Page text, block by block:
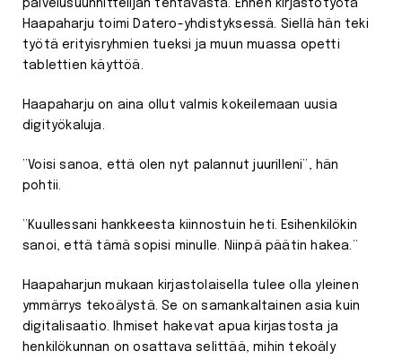
palvelusuunnittelijan tehtävästä. Ennen kirjastotyötä
Haapaharju toimi Datero-yhdistyksessä. Siellä hän teki
työtä erityisryhmien tueksi ja muun muassa opetti
tablettien käyttöä.
Haapaharju on aina ollut valmis kokeilemaan uusia
digityökaluja.
”Voisi sanoa, että olen nyt palannut juurilleni”, hän
pohtii.
”Kuullessani hankkeesta kiinnostuin heti. Esihenkilökin
sanoi, että tämä sopisi minulle. Niinpä päätin hakea.”
Haapaharjun mukaan kirjastolaisella tulee olla yleinen
ymmärrys tekoälystä. Se on samankaltainen asia kuin
digitalisaatio. Ihmiset hakevat apua kirjastosta ja
henkilökunnan on osattava selittää, mihin tekoäly